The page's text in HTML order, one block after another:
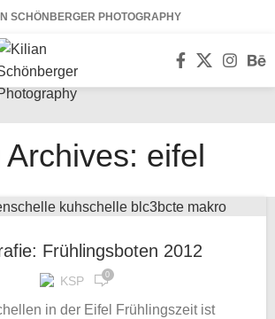
SCHÖNBERGER PHOTOGRAPHY
Archives: eifel
Frühlingsboten 2012
KSP 0
in der Eifel Frühlingszeit ist